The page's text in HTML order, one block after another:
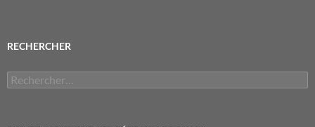
RECHERCHER
Rechercher :